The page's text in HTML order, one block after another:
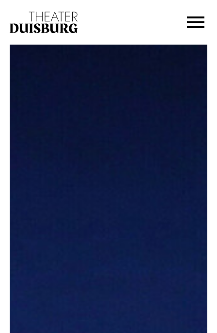
Zur Hauptnavigation springen
Zum Footer springen